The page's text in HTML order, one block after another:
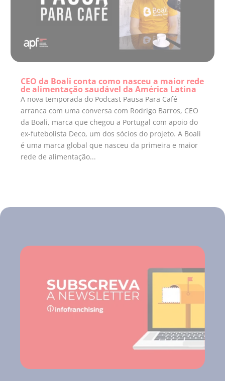
CEO da Boali conta como nasceu a maior rede
de alimentação saudável da América Latina
A nova temporada do Podcast Pausa Para Café
arranca com uma conversa com Rodrigo Barros, CEO
da Boali, marca que chegou a Portugal com apoio do
ex-futebolista Deco, um dos sócios do projeto. A Boali
é uma marca global que nasceu da primeira e maior
rede de alimentação...